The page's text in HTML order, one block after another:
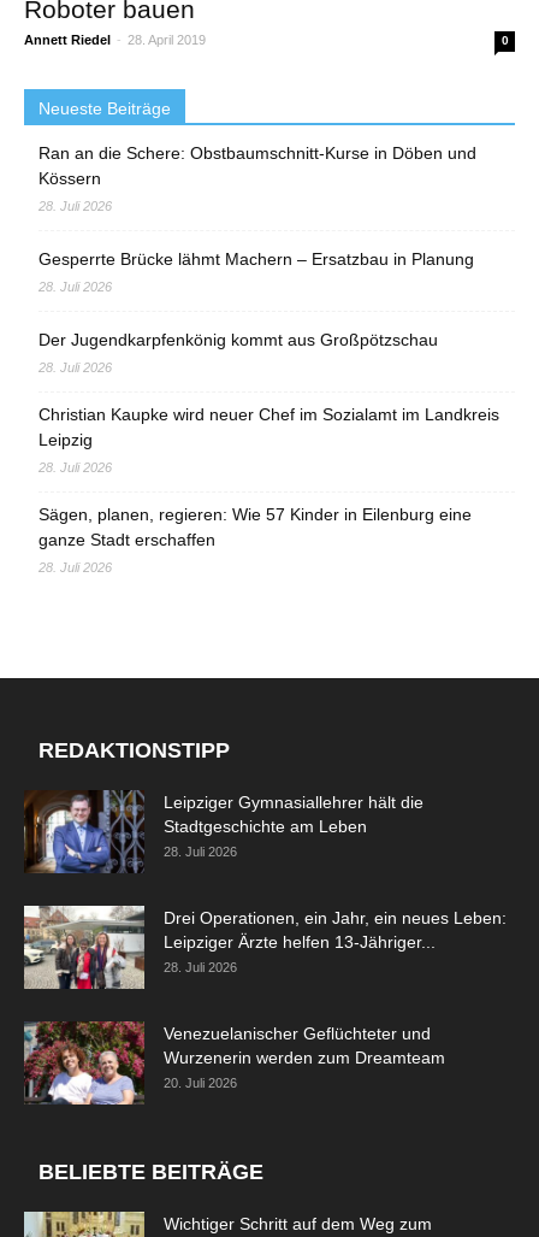
Roboter bauen
Annett Riedel - 28. April 2019 0
Neueste Beiträge
Ran an die Schere: Obstbaumschnitt-Kurse in Döben und
Kössern
28. Juli 2026
Gesperrte Brücke lähmt Machern – Ersatzbau in Planung
28. Juli 2026
Der Jugendkarpfenkönig kommt aus Großpötzschau
28. Juli 2026
Christian Kaupke wird neuer Chef im Sozialamt im Landkreis
Leipzig
28. Juli 2026
Sägen, planen, regieren: Wie 57 Kinder in Eilenburg eine
ganze Stadt erschaffen
28. Juli 2026
REDAKTIONSTIPP
Leipziger Gymnasiallehrer hält die
Stadtgeschichte am Leben
28. Juli 2026
Drei Operationen, ein Jahr, ein neues Leben:
Leipziger Ärzte helfen 13-Jähriger...
28. Juli 2026
Venezuelanischer Geflüchteter und
Wurzenerin werden zum Dreamteam
20. Juli 2026
BELIEBTE BEITRÄGE
Wichtiger Schritt auf dem Weg zum